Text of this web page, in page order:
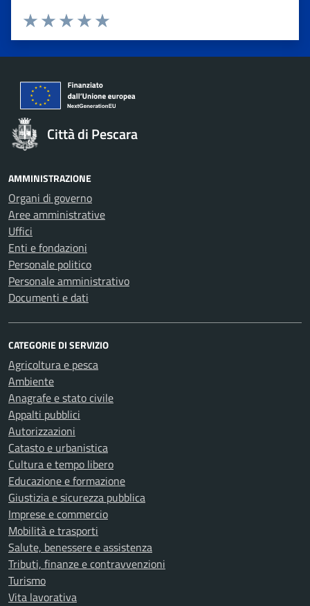
Valuta 5 stelle su 5
Valuta 4 stelle su 5
Valuta 3 stelle su 5
Valuta 2 stelle su 5
Valuta 1 stelle su 5
Città di Pescara
AMMINISTRAZIONE
Organi di governo
Aree amministrative
Uffici
Enti e fondazioni
Personale politico
Personale amministrativo
Documenti e dati
CATEGORIE DI SERVIZIO
Agricoltura e pesca
Ambiente
Anagrafe e stato civile
Appalti pubblici
Autorizzazioni
Catasto e urbanistica
Cultura e tempo libero
Educazione e formazione
Giustizia e sicurezza pubblica
Imprese e commercio
Mobilità e trasporti
Salute, benessere e assistenza
Tributi, finanze e contravvenzioni
Turismo
Vita lavorativa